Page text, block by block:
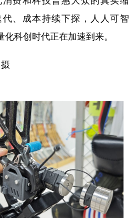
、成本持续下探，人人可智
科创时代正在加速到来。